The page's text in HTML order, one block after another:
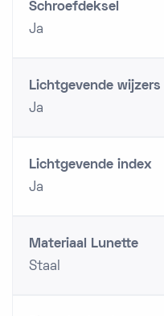
Schroefdeksel
Ja
Lichtgevende wijzers
Ja
Lichtgevende index
Ja
Materiaal Lunette
Staal